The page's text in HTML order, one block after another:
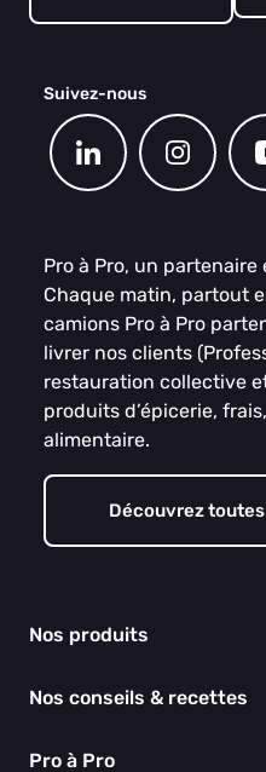
Suivez-nous
Pro à Pro, un partenaire
Chaque matin, partout
camions Pro à Pro
livrer nos clients
restauration collective
produits d’épicerie,
alimentaire.
Découvrez toutes
Nos produits
Épicerie
Boissons
Nos conseils & recettes
Pro à Pro